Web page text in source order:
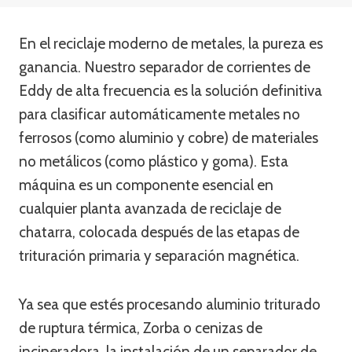
En el reciclaje moderno de metales, la pureza es
ganancia. Nuestro separador de corrientes de
Eddy de alta frecuencia es la solución definitiva
para clasificar automáticamente metales no
ferrosos (como aluminio y cobre) de materiales
no metálicos (como plástico y goma). Esta
máquina es un componente esencial en
cualquier planta avanzada de reciclaje de
chatarra, colocada después de las etapas de
trituración primaria y separación magnética.
Ya sea que estés procesando aluminio triturado
de ruptura térmica, Zorba o cenizas de